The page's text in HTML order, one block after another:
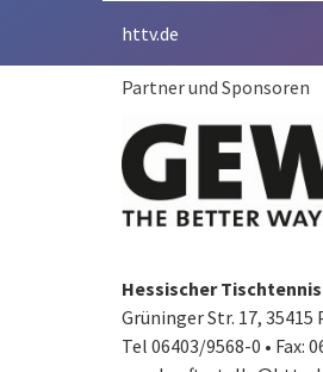
httv.de
Partner und Sponsoren
Hessischer
Grüninger Str. 17,
Tel 06403/9568-0 • Fax: